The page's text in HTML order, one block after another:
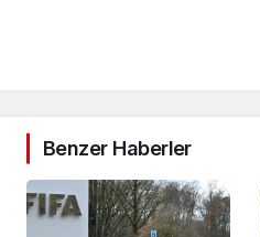
Benzer Haberler